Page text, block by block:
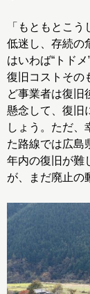
「もともとこ
低迷し、存続の
はいわば“トド
復旧コストその
ど事業者は復旧
懸念して、復旧
しょう。ただ、
た路線では広島
年内の復旧が難
が、まだ廃止の